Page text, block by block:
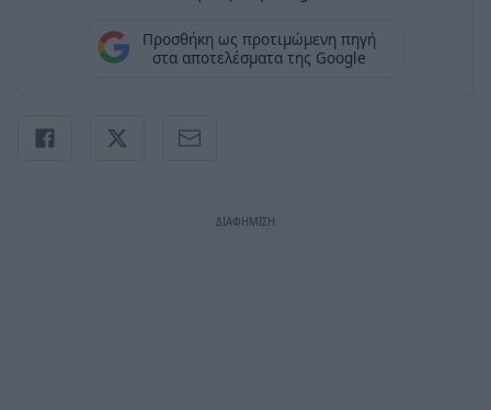
Προσθήκη ως προτιμώμενη πηγή
στα αποτελέσματα της Google